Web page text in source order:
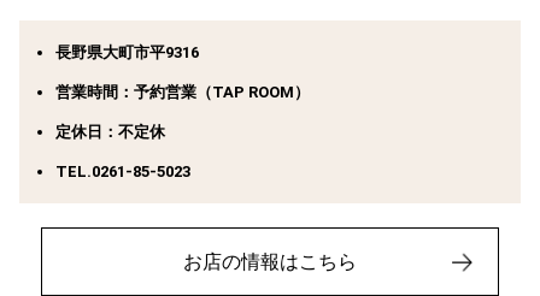
長野県大町市平9316
営業時間：予約営業（TAP ROOM）
定休日：不定休
TEL.0261-85-5023
お店の情報はこちら